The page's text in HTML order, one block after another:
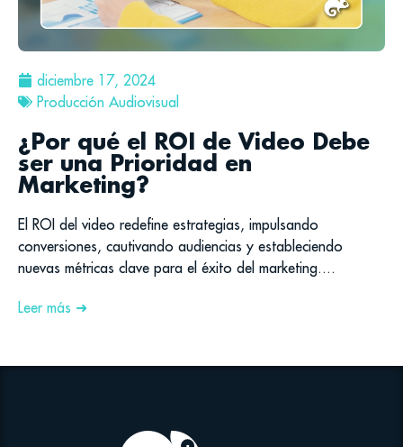
diciembre 17, 2024
Producción Audiovisual
¿Por qué el ROI de Video Debe
ser una Prioridad en
Marketing?
El ROI del video redefine estrategias, impulsando
conversiones, cautivando audiencias y estableciendo
nuevas métricas clave para el éxito del marketing....
Leer más ➜